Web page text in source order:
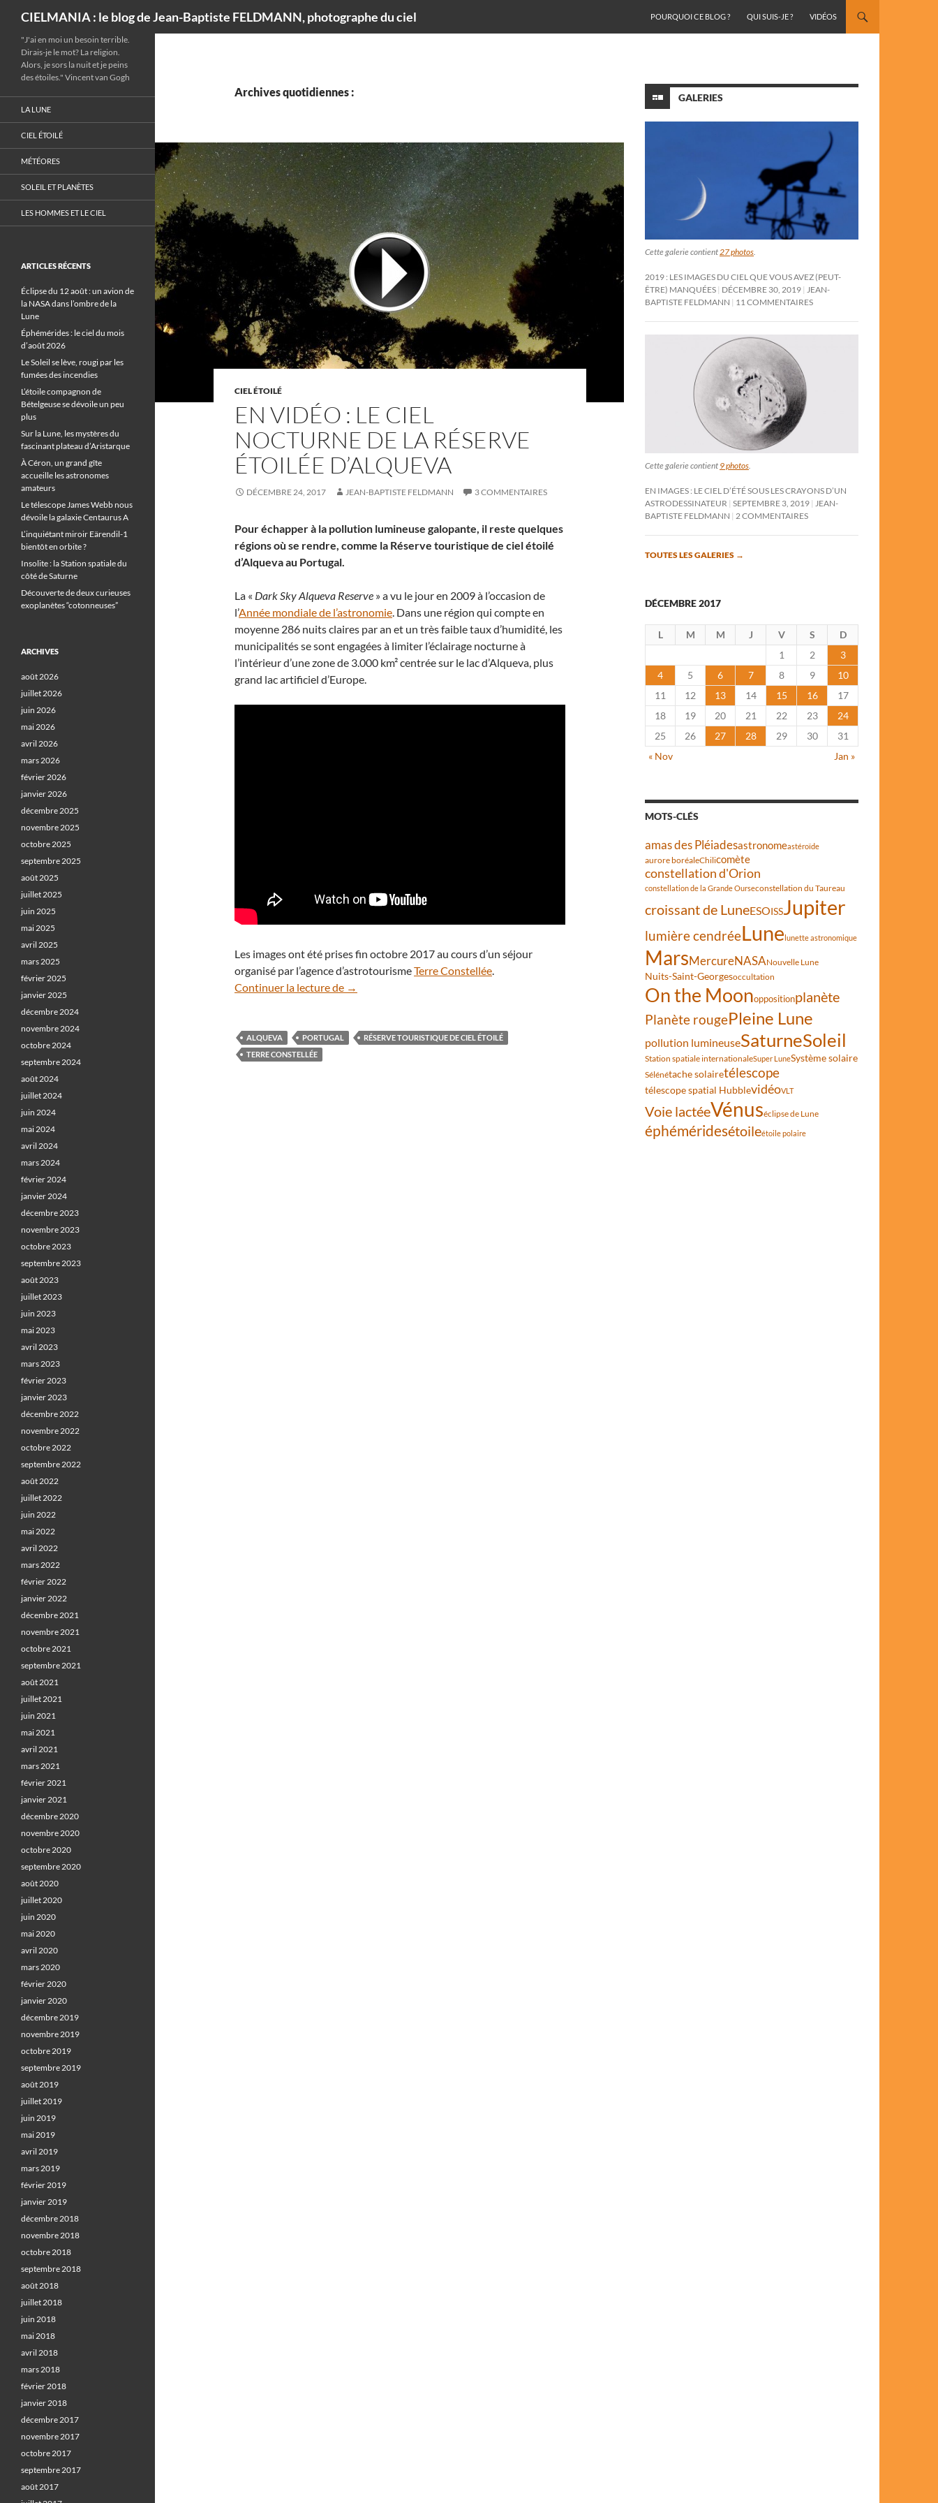
CIELMANIA : le blog de Jean-Baptiste FELDMANN, photographe du ciel
POURQUOI CE BLOG ?
QUI SUIS-JE ? VIDÉOS
Archives quotidiennes :
CIEL ÉTOILÉ
EN VIDÉO : LE CIEL
NOCTURNE DE LA RÉSERVE
ÉTOILÉE D’ALQUEVA
DÉCEMBRE 24, 2017 JEAN-BAPTISTE FELDMANN 3 COMMENTAIRES
Pour échapper à la pollution lumineuse galopante, il reste quelques
régions où se rendre, comme la Réserve touristique de ciel étoilé
d’Alqueva au Portugal.
La « Dark Sky Alqueva Reserve » a vu le jour en 2009 à l’occasion de
l’Année mondiale de l’astronomie. Dans une région qui compte en
moyenne 286 nuits claires par an et un très faible taux d’humidité, les
municipalités se sont engagées à limiter l’éclairage nocturne à
l’intérieur d’une zone de 3.000 km² centrée sur le lac d’Alqueva, plus
grand lac artificiel d’Europe.
Les images ont été prises fin octobre 2017 au cours d’un séjour
organisé par l’agence d’astrotourismeTerre Constellée.
Continuer la lecture de En vidéo : le ciel nocturne de la Réserve étoilée d’Alqueva
→
ALQUEVA PORTUGAL
RÉSERVE TOURISTIQUE DE CIEL ÉTOILÉ
TERRE CONSTELLÉE
GALERIES
Cette galerie contient27 photos.
2019 : LES IMAGES DU CIEL QUE VOUS AVEZ (PEUT-
ÊTRE) MANQUÉES DÉCEMBRE 30, 2019 JEAN-
BAPTISTE FELDMANN
11 COMMENTAIRES
Cette galerie contient 9 photos
EN IMAGES : LE CIEL D’ÉTÉ SOUS LES CRAYONS D’UN
ASTRODESSINATEUR SEPTEMBRE 3, 2019
JEAN-
BAPTISTE FELDMANN
2 COMMENTAIRES
TOUTES LES GALERIES →
DÉCEMBRE 2017
L M M J V S
D
1
2
3
4
5 6 7 8 9
10
11
12 13 14 15 16
17
18
19 20 21 22 23
24
25
26 27 28 29 30
31
« Nov
Jan »
MOTS-CLÉS
amas des Pléiadesastronomeastéroïde
aurore boréaleChilicomète
constellation d'Orion
constellation de la Grande Ourseconstellation du Taureau
croissant de LuneESOISSJupiter
lumière cendréeLunelunette astronomique
MarsMercureNASANouvelle Lune
Nuits-Saint-Georgesoccultation
On the Moonoppositionplanète
Planète rougePleine Lune
pollution lumineuseSaturneSoleil
Station spatiale internationaleSuper LuneSystème solaire
Sélénétache solairetélescope
télescope spatial HubblevidéoVLT
Voie lactéeVénuséclipse de Lune
éphéméridesétoileétoile polaire
"J'ai en moi un besoin terrible.
Dirais-je le mot? La religion.
Alors, je sors la nuit et je peins
des étoiles." Vincent van Gogh
LA LUNE
CIEL ÉTOILÉ
MÉTÉORES
SOLEIL ET PLANÈTES
LES HOMMES ET LE CIEL
ARTICLES RÉCENTS
Éclipse du 12 août : un avion de
la NASA dans l’ombre de la
Lune
Éphémérides : le ciel du mois
d’août 2026
Le Soleil se lève, rougi par les
fumées des incendies
L’étoile compagnon de
Bételgeuse se dévoile un peu
plus
Sur la Lune, les mystères du
fascinant plateau d’Aristarque
À Céron, un grand gîte
accueille les astronomes
amateurs
Le télescope James Webb nous
dévoile la galaxie Centaurus A
L’inquiétant miroir Eärendil-1
bientôt en orbite ?
Insolite : la Station spatiale du
côté de Saturne
Découverte de deux curieuses
exoplanètes “cotonneuses”
ARCHIVES
août 2026
juillet 2026
juin 2026
mai 2026
avril 2026
mars 2026
février 2026
janvier 2026
décembre 2025
novembre 2025
octobre 2025
septembre 2025
août 2025
juillet 2025
juin 2025
mai 2025
avril 2025
mars 2025
février 2025
janvier 2025
décembre 2024
novembre 2024
octobre 2024
septembre 2024
août 2024
juillet 2024
juin 2024
mai 2024
avril 2024
mars 2024
février 2024
janvier 2024
décembre 2023
novembre 2023
octobre 2023
septembre 2023
août 2023
juillet 2023
juin 2023
mai 2023
avril 2023
mars 2023
février 2023
janvier 2023
décembre 2022
novembre 2022
octobre 2022
septembre 2022
août 2022
juillet 2022
juin 2022
mai 2022
avril 2022
mars 2022
février 2022
janvier 2022
décembre 2021
novembre 2021
octobre 2021
septembre 2021
août 2021
juillet 2021
juin 2021
mai 2021
avril 2021
mars 2021
février 2021
janvier 2021
décembre 2020
novembre 2020
octobre 2020
septembre 2020
août 2020
juillet 2020
juin 2020
mai 2020
avril 2020
mars 2020
février 2020
janvier 2020
décembre 2019
novembre 2019
octobre 2019
septembre 2019
août 2019
juillet 2019
juin 2019
mai 2019
avril 2019
mars 2019
février 2019
janvier 2019
décembre 2018
novembre 2018
octobre 2018
septembre 2018
août 2018
juillet 2018
juin 2018
mai 2018
avril 2018
mars 2018
février 2018
janvier 2018
décembre 2017
novembre 2017
octobre 2017
septembre 2017
août 2017